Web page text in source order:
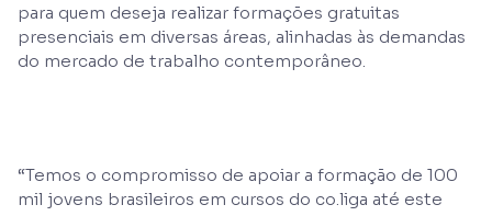
para quem deseja realizar formações gratuitas
presenciais em diversas áreas, alinhadas às demandas
do mercado de trabalho contemporâneo.
“Temos o compromisso de apoiar a formação de 100
mil jovens brasileiros em cursos do co.liga até este